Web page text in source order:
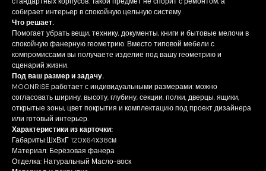
собирает интерьер в спокойную цельную систему.
Что решает.
Помогает убрать вещи, технику, документы, книги и бытовые мелочи в
спокойную фанерную геометрию. Вместо типовой мебели с
компромиссами вы получаете изделие под вашу геометрию и
сценарий жизни.
Под ваш размер и задачу.
MOONRISE работает с индивидуальными размерами: можно
согласовать ширину, высоту, глубину, секции, полки, дверцы, ящики,
открытые зоны, цвет покрытия и комплектацию под проект дизайнера
или готовый интерьер.
Характеристики из карточки:
Габариты:ШхВхГ 120х64х38см
Материал: Берёзовая фанера
Отделка: Натуральный Масло-воск